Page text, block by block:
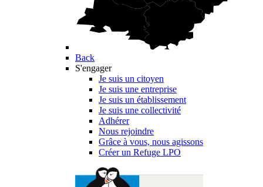
Back
S'engager
Je suis un citoyen
Je suis une entreprise
Je suis un établissement
Je suis une collectivité
Adhérer
Nous rejoindre
Grâce à vous, nous agissons
Créer un Refuge LPO